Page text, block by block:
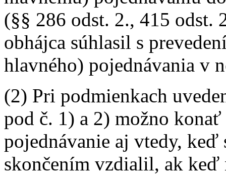
(§§ 286 odst. 2., 415 odst.
obhájca súhlasil s
hlavného) pojednávania v
(2) Pri podmienkach
pod č. 1) a 2) možno
pojednávanie aj vtedy, keď
skončením vzdialil, ak keď